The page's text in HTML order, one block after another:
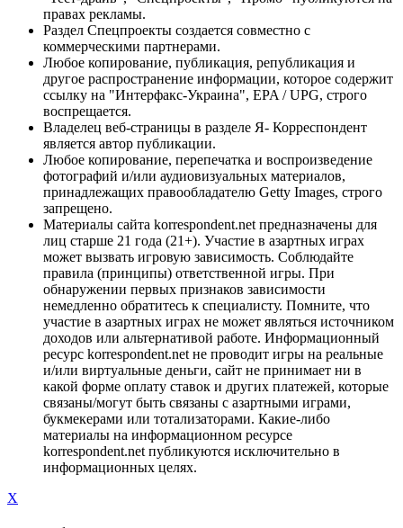
правах рекламы.
Раздел Спецпроекты создается совместно с
коммерческими партнерами.
Любое копирование, публикация, републикация и
другое распространение информации, которое содержит
ссылку на "Интерфакс-Украина", EPA / UPG, строго
воспрещается.
Владелец веб-страницы в разделе Я- Корреспондент
является автор публикации.
Любое копирование, перепечатка и воспроизведение
фотографий и/или аудиовизуальных материалов,
принадлежащих правообладателю Getty Images, строго
запрещено.
Материалы сайта korrespondent.net предназначены для
лиц старше 21 года (21+). Участие в азартных играх
может вызвать игровую зависимость. Соблюдайте
правила (принципы) ответственной игры. При
обнаружении первых признаков зависимости
немедленно обратитесь к специалисту. Помните, что
участие в азартных играх не может являться источником
доходов или альтернативой работе. Информационный
ресурс korrespondent.net не проводит игры на реальные
и/или виртуальные деньги, сайт не принимает ни в
какой форме оплату ставок и других платежей, которые
связаны/могут быть связаны с азартными играми,
букмекерами или тотализаторами. Какие-либо
материалы на информационном ресурсе
korrespondent.net публикуются исключительно в
информационных целях.
X